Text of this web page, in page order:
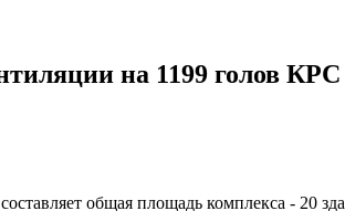
на 1199 голов
общая площадь комплекса - 20